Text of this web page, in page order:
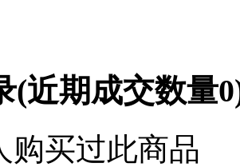
(近期成交数量0
购买过此商品